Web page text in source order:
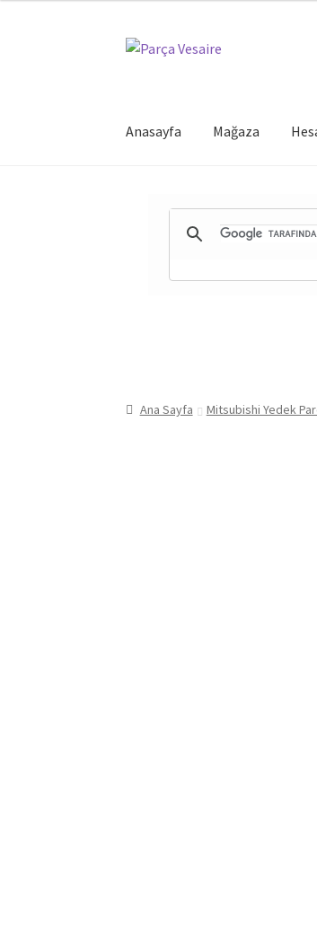
Dolaşıma
İçeriğe
Anasayfa Mağaza
Ana Sayfa Mitsubishi Yedek